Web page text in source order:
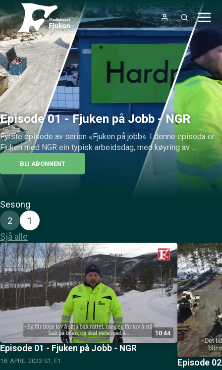
Episode 01 - Fjuken på Jobb - NGR
Fyrste episode av serien «Fjuken på jobb». I denne episoda er
Fjuken med NGR ein typisk arbeidsdag, med køyring av
komprimatorbil og sortering av avfall på miljøstasjonen.
BLI ABONNENT
Sesong
2
1
Sjå alle
10:44
Episode 01 - Fjuken på Jobb - NGR
18. APRIL 2023 S1, E1 Episode